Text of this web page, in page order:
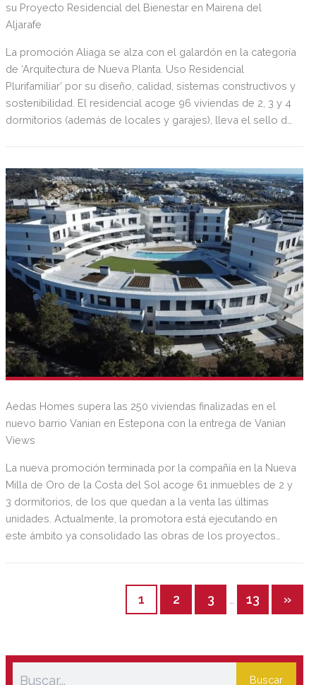
su Proyecto Residencial del Bienestar en Mairena del
Aljarafe
La promoción Aliaga se alza con el galardón en la categoría
de ‘Arquitectura de Nueva Planta. Uso Residencial
Plurifamiliar’ por su diseño, calidad, sistemas constructivos y
sostenibilidad. El residencial acoge 96 viviendas de 2, 3 y 4
dormitorios (además de locales y garajes), lleva el sello de
Aedas Homes supera las 250 viviendas finalizadas en el
nuevo barrio Vanian en Estepona con la entrega de Vanian
Views
La nueva promoción terminada por la compañía en la Nueva
Milla de Oro de la Costa del Sol acoge 61 inmuebles de 2 y
3 dormitorios, de los que quedan a la venta las últimas
unidades. Actualmente, la promotora está ejecutando en
este ámbito ya consolidado las obras de los proyectos
adquirir una vivienda nueva de Aedas Homes en Vanian.
1 2 3 13 »
Buscar